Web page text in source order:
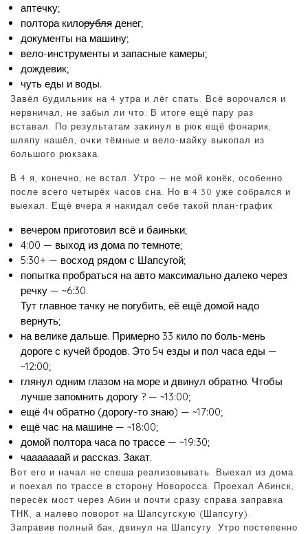
аптечку;
полтора килорубля денег;
документы на машину;
вело-инструменты и запасные камеры;
дождевик;
чуть еды и воды.
Завёл будильник на 4 утра и лёг спать. Всё ворочался и
нервничал, не забыл ли что. В итоге ещё пару раз
вставал. По результатам закинул в рюк ещё фонарик,
шляпу нашёл, очки тёмные и вело-майку выкопал из
большого рюкзака.
В 4 я, конечно, не встал. Утро — не мой конёк, особенно
после всего четырёх часов сна. Но в 4:30 уже собрался и
выехал. Ещё вчера я накидал себе такой план-график:
вечером приготовил всё и баиньки;
4:00 — выход из дома по темноте;
5:30+ — восход рядом с Шапсугой;
попытка пробраться на авто максимально далеко через
речку — ~6:30.
Тут главное тачку не погубить, её ещё домой надо
вернуть;
на велике дальше. Примерно 33 кило по боль-мень
дороге с кучей бродов. Это 5ч езды и пол часа еды —
~12:00;
глянул одним глазом на море и двинул обратно. Чтобы
лучше запомнить дорогу ? — ~13:00;
ещё 4ч обратно (дорогу-то знаю) — ~17:00;
ещё час на машине — ~18:00;
домой полтора часа по трассе — ~19:30;
чааааааай и рассказ. Закат.
Вот его и начал не спеша реализовывать. Выехал из дома
и поехал по трассе в сторону Новоросса. Проехал Абинск,
пересёк мост через Абин и почти сразу справа заправка
ТНК, а налево поворот на Шапсугскую (Шапсугу).
Заправив полный бак, двинул на Шапсугу. Утро постепенно